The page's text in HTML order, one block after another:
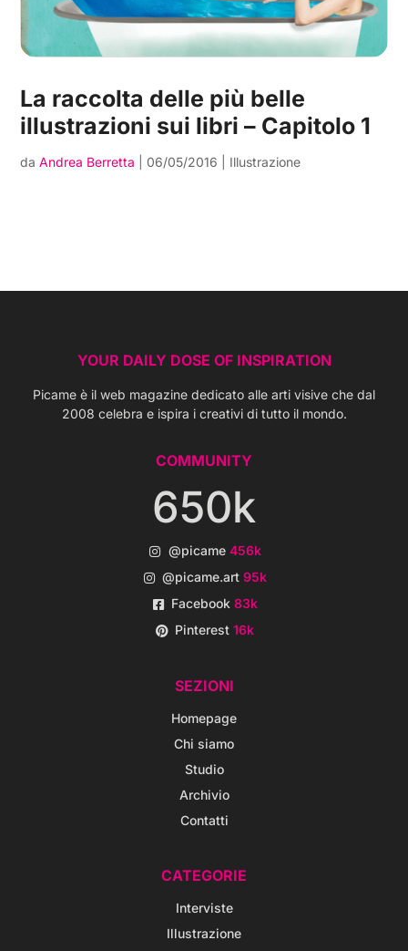
La raccolta delle più belle
illustrazioni sui libri – Capitolo 1
daAndrea Berretta 06/05/2016 Illustrazione
YOUR DAILY DOSE OF INSPIRATION
Picame è il web magazine dedicato alle arti visive che dal
2008 celebra e ispira i creativi di tutto il mondo.
COMMUNITY
650k
@picame 456k
@picame.art95k
Facebook83k
Pinterest16k
SEZIONI
Homepage
Chi siamo
Studio
Archivio
Contatti
CATEGORIE
Interviste
Illustrazione